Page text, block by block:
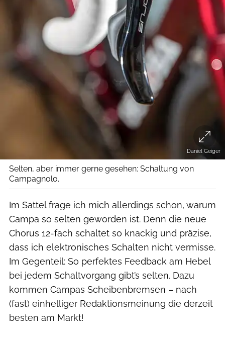
Daniel Geiger
Selten, aber immer gerne gesehen: Schaltung von
Campagnolo.
Im Sattel frage ich mich allerdings schon, warum
Campa so selten geworden ist. Denn die neue
Chorus 12-fach schaltet so knackig und präzise,
dass ich elektronisches Schalten nicht vermisse.
Im Gegenteil: So perfektes Feedback am Hebel
bei jedem Schaltvorgang gibt’s selten. Dazu
kommen Campas Scheibenbremsen – nach
(fast) einhelliger Redaktionsmeinung die derzeit
besten am Markt!